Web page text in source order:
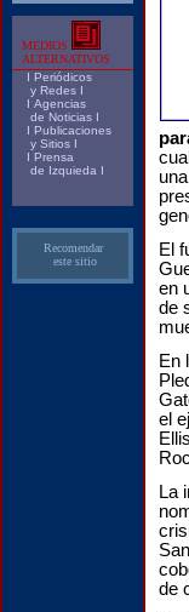
MEDIOS
ALTERNATIVOS
I Periódicos
y Redes I
I Agencias
de Noticias I
I Publicaciones
y Sitios I
I Prensa
de Izquieda I
Recomendar
este sitio
El
en
de
En
el
La
de